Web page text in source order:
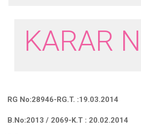
KARAR
RG No:28946-RG.T. :19.03.2014
B.No:2013 / 2069-K.T : 20.02.2014